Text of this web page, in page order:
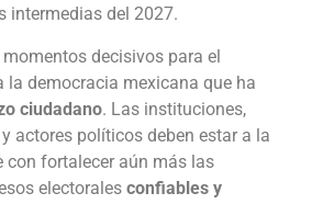
intermedias del 2027.
decisivos para el
la democracia mexicana que ha
ciudadano. Las instituciones,
actores políticos deben estar a la
con fortalecer aún más las
electorales confiables y